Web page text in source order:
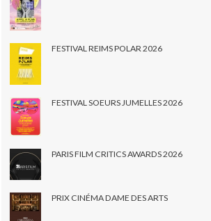
FESTIVAL REIMS POLAR 2026
FESTIVAL SOEURS JUMELLES 2026
PARIS FILM CRITICS AWARDS 2026
PRIX CINÉMA DAME DES ARTS